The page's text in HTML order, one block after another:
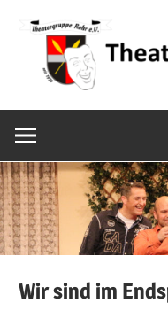
Inhalt
springen
in
Wir sind im